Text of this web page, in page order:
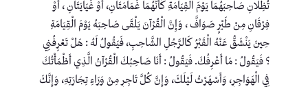
تُظِلَّانِ صَاحِبَهُمَا يَوْمَ الْقِيَامَةِ كَأَنَّهُمَا غَمَامَتَانِ، أَوْ غَيَايَتَانِ ، أَوْ
فِرْقَانِ مِنْ طَيْرٍ صَوَافَّ ، وَإِنَّ الْقُرْآنَ يَلْقَى صَاحِبَهُ يَوْمَ الْقِيَامَةِ
حِينَ يَنْشَقُّ عَنْهُ الْقَبْرُ كَالرَّجُلِ الشَّاحِبِ، فَيَقُولُ لَهُ : هَلْ تَعْرِفُنِي
؟ فَيَقُولُ : مَا أَعْرِفُكَ. فَيَقُولُ : أَنَا صَاحِبُكَ الْقُرْآنُ الَّذِي أَظْمَأْتُكَ
فِي الْهَوَاجِرِ، وَأَسْهَرْتُ لَيْلَكَ، وَإِنَّ كُلَّ تَاجِرٍ مِنْ وَرَاءِ تِجَارَتِهِ، وَإِنَّكَ